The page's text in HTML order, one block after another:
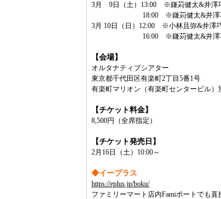
3月 9日（土）13:00 ※鎌苅健太&井澤
18:00 ※鎌苅健太&井澤
3月 10日（日）12:00 ※小林且弥&井澤
16:00 ※鎌苅健太&井澤
【会場】
オルタナティブシアター
東京都千代田区有楽町2丁目5番1号
有楽町マリオン（有楽町センタービル）
【チケット料金】
8,500円（全席指定）
【チケット発売日】
2月16日（土）10:00～
◆イープラス
https://eplus.jp/boku/
ファミリーマート店内Famiポートでも直